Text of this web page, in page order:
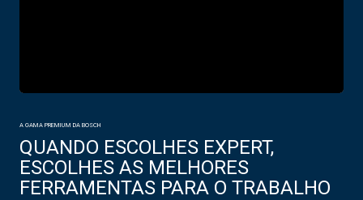
A GAMA PREMIUM DA BOSCH
QUANDO ESCOLHES EXPERT,
ESCOLHES AS MELHORES
FERRAMENTAS PARA O TRABALHO